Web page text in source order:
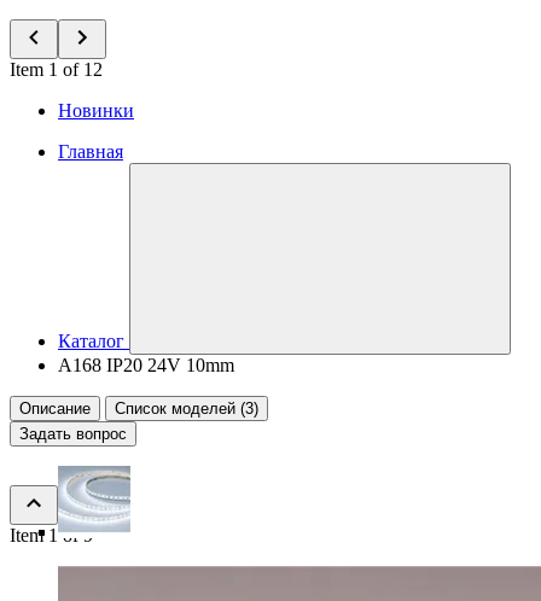
Item 1 of 12
Новинки
Главная
Каталог
A168 IP20 24V 10mm
Описание
Список моделей (3)
Задать вопрос
Item 1 of 9